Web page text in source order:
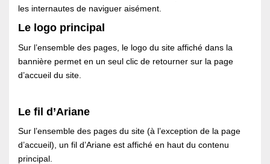
les internautes de naviguer aisément.
Le logo principal
Sur l’ensemble des pages, le logo du site affiché dans la
bannière permet en un seul clic de retourner sur la page
d’accueil du site.
Le fil d’Ariane
Sur l’ensemble des pages du site (à l’exception de la page
d’accueil), un fil d’Ariane est affiché en haut du contenu
principal.